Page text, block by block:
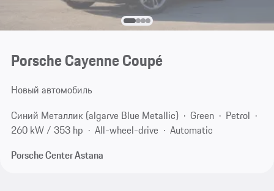
Porsche Cayenne Coupé
Новый автомобиль
Синий Металлик (algarve Blue Metallic)
Green
Petrol
260 kW / 353 hp
All-wheel-drive
Automatic
Porsche Center Astana